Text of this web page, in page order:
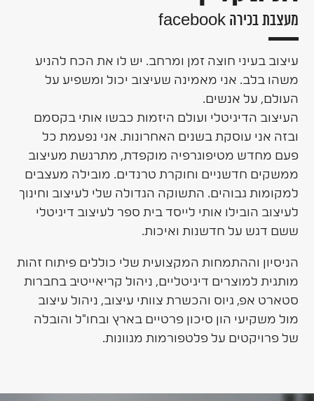
מעצבת בכירה facebook
עיצוב בעיני חוצה זמן ומרחב. יש לו את הכח להניע
משהו בלב. אני מאמינה שעיצוב יכול ומשפיע על
העולם, על אנשים.
העיצוב הדיגיטלי ועולם היזמות כבשו אותי בקסמם
ובזה אני עוסקת בשנים האחרונות. אני נפעמת כל
פעם מחדש מטיפוגרפיה מוקפדת, מתרגשת מעיצוב
ממשקים חדשניים וחוקרת טרנדים. מובילה מעצבים
למקומות גבוהים. התשוקה הגדולה שלי לעיצוב וחינוך
לעיצוב הובילו אותי לייסד בית ספר לעיצוב דיגיטלי
ששם דגש על חדשנות ואיכות.
הניסיון וההתמחות המקצועית שלי כוללים פיתוח זהות
מותגית למוצרים דיגיטליים, ניהול קריאייטיב בחברות
סטארט אפ, גיוס והכשרת צוותי עיצוב, ניהול עיצוב
מול משקיעי הון סיכון פרטיים בארץ ובחו"ל והובלה
של פרויקטים על פלטפורמות מגוונות.